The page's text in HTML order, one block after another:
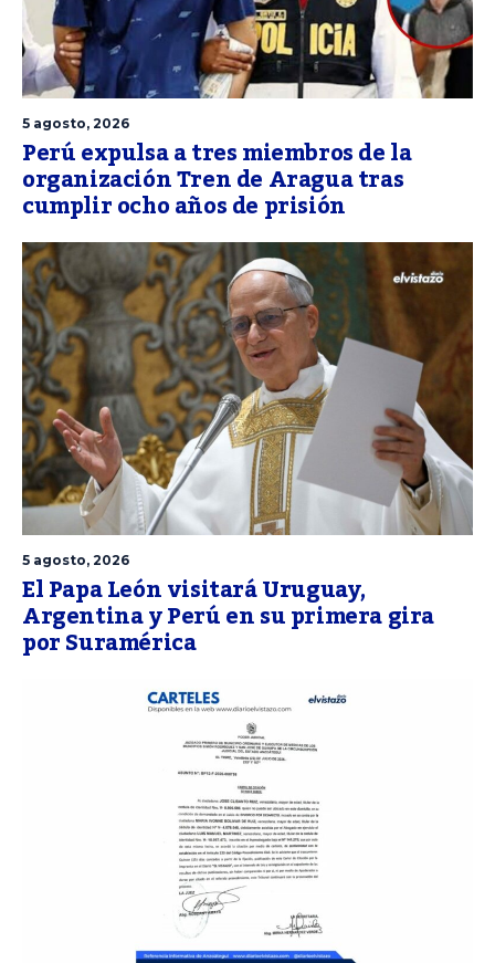
5 agosto, 2026
Perú expulsa a tres miembros de la
organización Tren de Aragua tras
cumplir ocho años de prisión
5 agosto, 2026
El Papa León visitará Uruguay,
Argentina y Perú en su primera gira
por Suramérica